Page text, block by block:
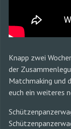
Knapp zwei
der
Matchmaking und
euch ein weiteres